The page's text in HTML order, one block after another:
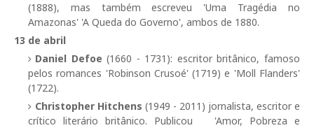
(1888), mas também escreveu 'Uma Tragédia no
Amazonas' 'A Queda do Governo', ambos de 1880.
13 de abril
Daniel Defoe (1660 - 1731): escritor britânico, famoso
pelos romances 'Robinson Crusoé' (1719) e 'Moll Flanders'
(1722).
Christopher Hitchens (1949 - 2011) jornalista, escritor e
crítico literário britânico. Publicou 'Amor, Pobreza e